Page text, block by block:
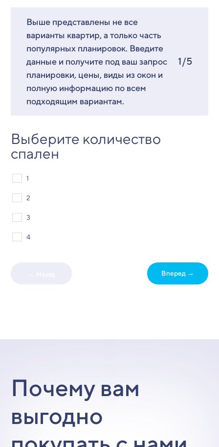
Выше представлены не все
варианты квартир, а только часть
популярных планировок. Введите
данные и получите под ваш запрос
планировки, цены, виды из окон и
полную информацию по всем
подходящим вариантам.
1/5
Выберите количество
спален
1
2
3
4
Вперед →
Почему вам
выгодно